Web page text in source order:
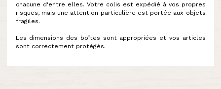
chacune d'entre elles. Votre colis est expédié à vos propres
risques, mais une attention particulière est portée aux objets
fragiles.
Les dimensions des boîtes sont appropriées et vos articles
sont correctement protégés.